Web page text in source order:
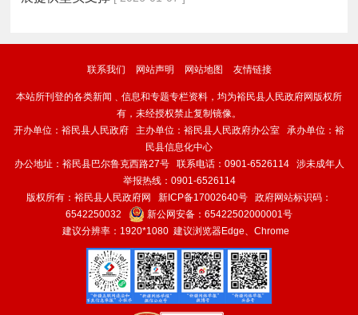
联系我们 网站声明 网站地图 友情链接
本站所刊登的各类新闻﹑信息和专题专栏资料，均为裕民县人民政府网版权所
有，未经授权禁止复制镜像。
开办单位：裕民县人民政府 主办单位：裕民县人民政府办公室 承办单位：裕
民县信息化中心
办公地址：裕民县巴尔鲁克西路27号 联系电话：0901-6526114 涉未成年人
举报热线：0901-6526114
版权所有：裕民县人民政府网 新ICP备17002640号 政府网站标识码：
6542250032
新公网安备： 65422502000001号
建议分辨率：1920*1080 建议浏览器Edge、Chrome